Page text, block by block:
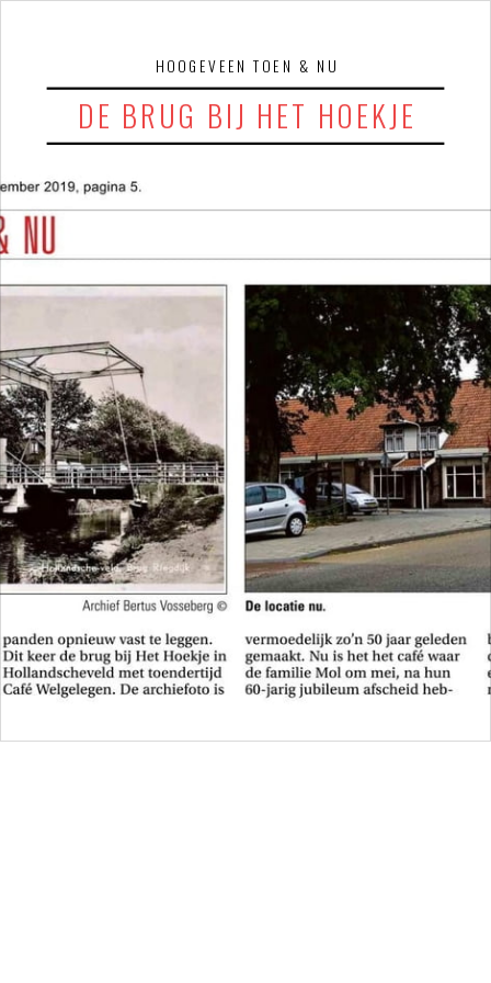
DE BRUG BIJ HET HOEKJE
HOOGEVEEN TOEN & NU